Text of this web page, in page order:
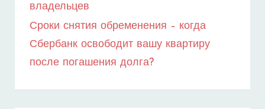
владельцев
Сроки снятия обременения – когда
Сбербанк освободит вашу квартиру
после погашения долга?